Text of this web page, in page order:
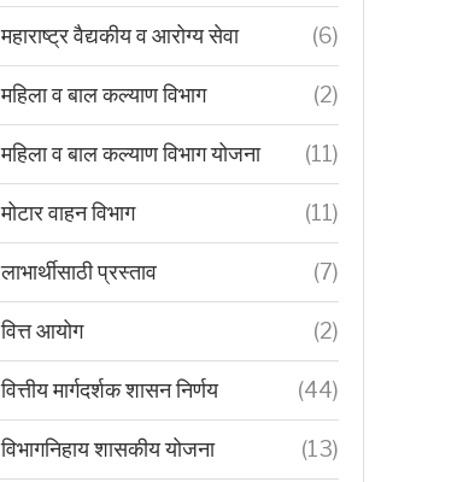
महाराष्ट्र वैद्यकीय व आरोग्य सेवा (6)
महिला व बाल कल्याण विभाग (2)
महिला व बाल कल्याण विभाग योजना (11)
मोटार वाहन विभाग (11)
लाभार्थीसाठी प्रस्ताव (7)
वित्त आयोग (2)
वित्तीय मार्गदर्शक शासन निर्णय (44)
विभागनिहाय शासकीय योजना (13)